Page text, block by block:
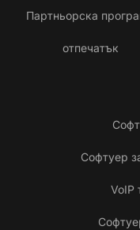
Партньорска
отпечатък
Софтуер
VoIP